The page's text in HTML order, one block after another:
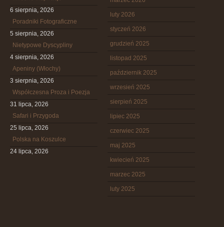
6 sierpnia, 2026
Poradniki Fotograficzne
5 sierpnia, 2026
Nietypowe Dyscypliny
4 sierpnia, 2026
Apeniny (Włochy)
3 sierpnia, 2026
Współczesna Proza i Poezja
31 lipca, 2026
Safari i Przygoda
25 lipca, 2026
Polska na Koszulce
24 lipca, 2026
luty 2026
styczeń 2026
grudzień 2025
listopad 2025
październik 2025
wrzesień 2025
sierpień 2025
lipiec 2025
czerwiec 2025
maj 2025
kwiecień 2025
marzec 2025
luty 2025